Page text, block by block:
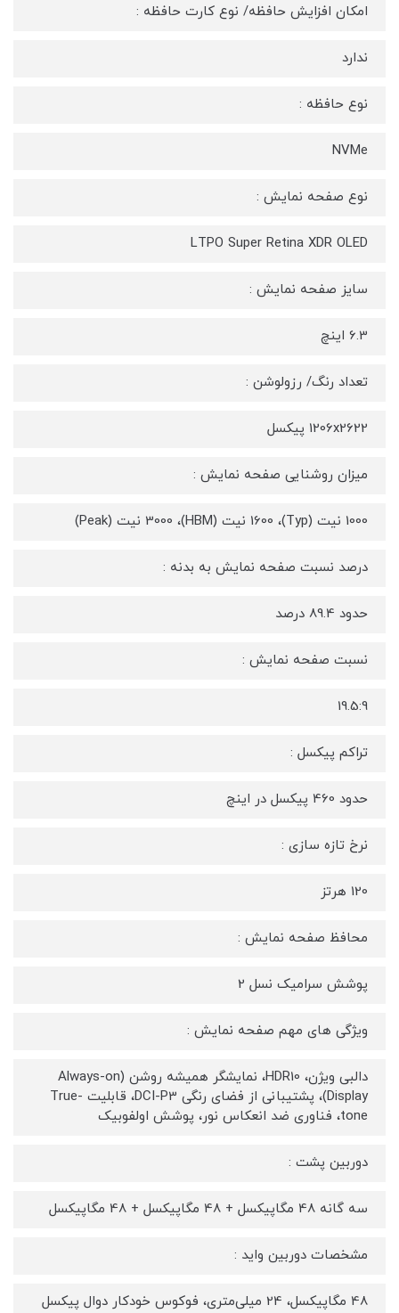
امکان افزایش حافظه/ نوع کارت حافظه :
ندارد
نوع حافظه :
NVMe
نوع صفحه نمایش :
LTPO Super Retina XDR OLED
سایز صفحه نمایش :
6.3 اینچ
تعداد رنگ/ رزولوشن :
1206x2622 پیکسل
میزان روشنایی صفحه نمایش :
1000 نیت (Typ)، 1600 نیت (HBM)، 3000 نیت (Peak)
درصد نسبت صفحه نمایش به بدنه :
حدود 89.4 درصد
نسبت صفحه نمایش :
19.5:9
تراکم پیکسل :
حدود 460 پیکسل در اینچ
نرخ تازه‌ سازی :
120 هرتز
محافظ صفحه نمایش :
پوشش سرامیک نسل 2
ویژگی‌ های مهم صفحه نمایش :
دالبی ویژن، HDR10، نمایشگر همیشه روشن (Always-on
Display)، پشتیبانی از فضای رنگی DCI-P3، قابلیت True-
tone، فناوری ضد انعکاس نور، پوشش اولفوبیک
دوربین پشت :
سه گانه 48 مگاپیکسل + 48 مگاپیکسل + 48 مگاپیکسل
مشخصات دوربین واید :
48 مگاپیکسل، 24 میلی‌متری، فوکوس خودکار دوال پیکسل